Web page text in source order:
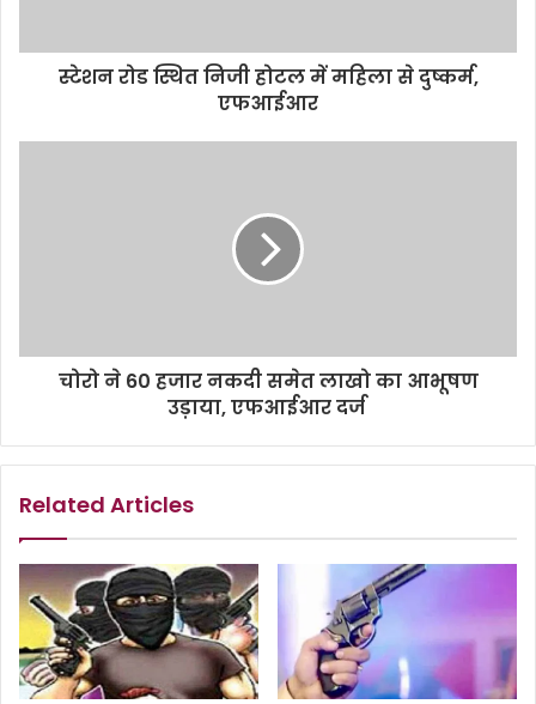
स्टेशन रोड स्थित निजी होटल में महिला से दुष्कर्म,
एफआईआर
चोरो ने 60 हजार नकदी समेत लाखो का आभूषण
उड़ाया, एफआईआर दर्ज
Related Articles